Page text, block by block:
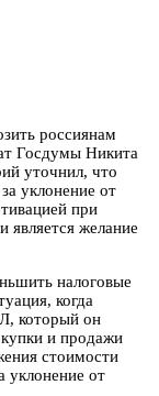
россиянам
Госдумы Никита
уточнил, что
уклонение от
при
желание
налоговые
когда
который он
и продажи
стоимости
уклонение от